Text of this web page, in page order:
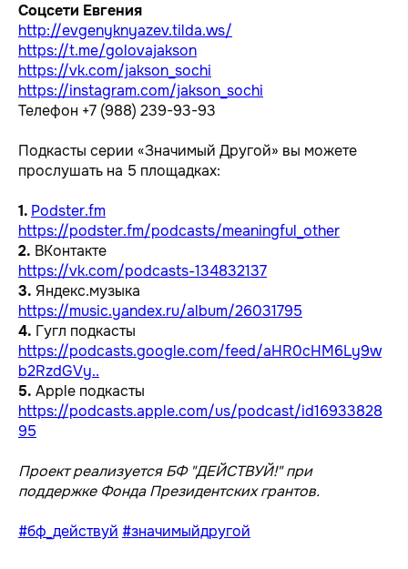
Соцсети Евгения
http://evgenyknyazev.tilda.ws/
https://t.me/golovajakson
https://vk.com/jakson_sochi
https://instagram.com/jakson_sochi
Телефон +7 (988) 239-93-93
Подкасты серии «Значимый Другой» вы можете
прослушать на 5 площадках:
1. Podster.fm
https://podster.fm/podcasts/meaningful_other
2. ВКонтакте
https://vk.com/podcasts-134832137
3. Яндекс.музыка
https://music.yandex.ru/album/26031795
4. Гугл подкасты
https://podcasts.google.com/feed/aHR0cHM6Ly9w
b2RzdGVy..
5. Apple подкасты
https://podcasts.apple.com/us/podcast/id16933828
95
Проект реализуется БФ "ДЕЙСТВУЙ!" при
поддержке Фонда Президентских грантов.
#бф_действуй #значимыйдругой